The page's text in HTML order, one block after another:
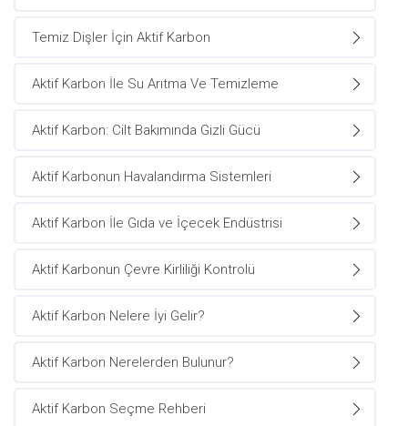
Temiz Dişler İçin Aktif Karbon
Aktif Karbon İle Su Arıtma Ve Temizleme
Aktif Karbon: Cilt Bakımında Gizli Gücü
Aktif Karbonun Havalandırma Sistemleri
Aktif Karbon İle Gıda ve İçecek Endüstrisi
Aktif Karbonun Çevre Kirliliği Kontrolü
Aktif Karbon Nelere İyi Gelir?
Aktif Karbon Nerelerden Bulunur?
Aktif Karbon Seçme Rehberi